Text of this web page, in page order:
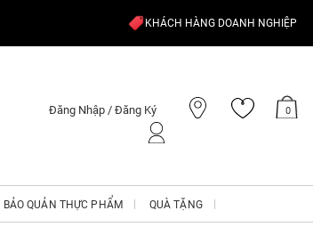
KHÁCH HÀNG DOANH NGHIỆP
Đăng Nhập / Đăng Ký 0
BẢO QUẢN THỰC PHẨM QUÀ TẶNG